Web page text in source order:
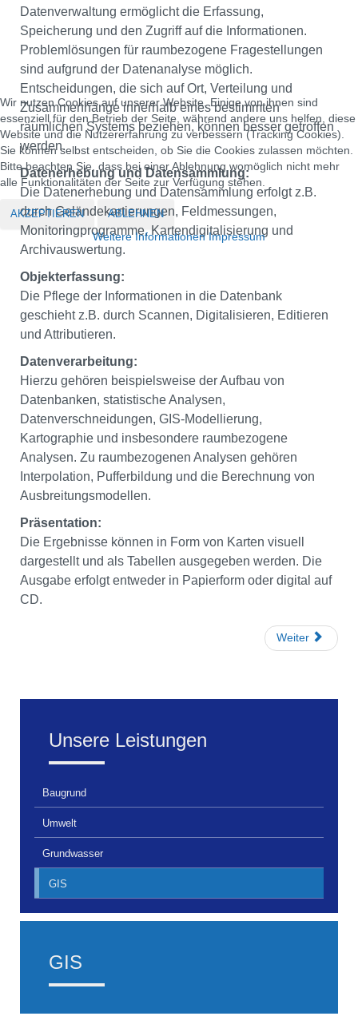
Datenverwaltung ermöglicht die Erfassung,
Speicherung und den Zugriff auf die Informationen.
Problemlösungen für raumbezogene Fragestellungen
sind aufgrund der Datenanalyse möglich.
Entscheidungen, die sich auf Ort, Verteilung und
Zusammenhänge innerhalb eines bestimmten
räumlichen Systems beziehen, können besser getroffen
werden.
Datenerhebung und Datensammlung:
Die Datenerhebung und Datensammlung erfolgt z.B.
durch Geländekartierungen, Feldmessungen,
Monitoringprogramme, Kartendigitalisierung und
Archivauswertung.
Objekterfassung:
Die Pflege der Informationen in die Datenbank
geschieht z.B. durch Scannen, Digitalisieren, Editieren
und Attributieren.
Datenverarbeitung:
Hierzu gehören beispielsweise der Aufbau von
Datenbanken, statistische Analysen,
Datenverschneidungen, GIS-Modellierung,
Kartographie und insbesondere raumbezogene
Analysen. Zu raumbezogenen Analysen gehören
Interpolation, Pufferbildung und die Berechnung von
Ausbreitungsmodellen.
Präsentation:
Die Ergebnisse können in Form von Karten visuell
dargestellt und als Tabellen ausgegeben werden. Die
Ausgabe erfolgt entweder in Papierform oder digital auf
CD.
Weiter
Unsere Leistungen
Baugrund
Umwelt
Grundwasser
GIS
GIS
Wir nutzen Cookies auf unserer Website. Einige von ihnen sind
essenziell für den Betrieb der Seite, während andere uns helfen, diese
Website und die Nutzererfahrung zu verbessern (Tracking Cookies).
Sie können selbst entscheiden, ob Sie die Cookies zulassen möchten.
Bitte beachten Sie, dass bei einer Ablehnung womöglich nicht mehr
alle Funktionalitäten der Seite zur Verfügung stehen.
AKZEPTIEREN
ABLEHNEN
Weitere Informationen Impressum